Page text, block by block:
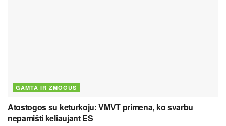
GAMTA IR ŽMOGUS
Atostogos su keturkoju: VMVT primena, ko svarbu
nepamišti keliaujant ES